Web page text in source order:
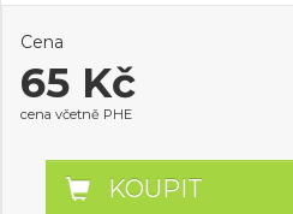
Cena
65 Kč
cena včetně PHE
KOUPIT